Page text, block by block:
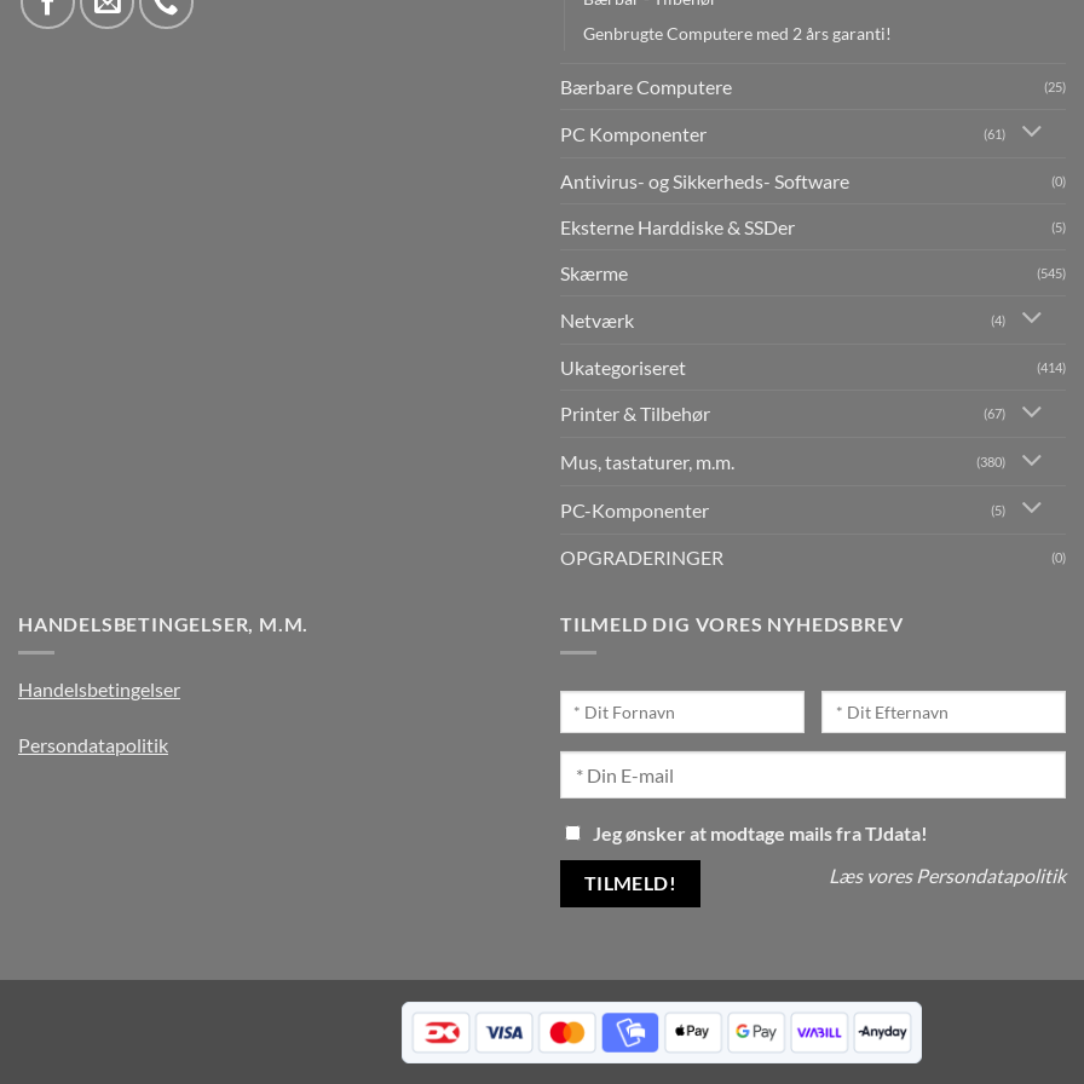
Genbrugte Computere med 2 års garanti!
Bærbare Computere (25)
PC Komponenter (61)
Antivirus- og Sikkerheds- Software (0)
Eksterne Harddiske & SSDer (5)
Skærme (545)
Netværk (4)
Ukategoriseret (414)
Printer & Tilbehør (67)
Mus, tastaturer, m.m. (380)
PC-Komponenter (5)
OPGRADERINGER (0)
HANDELSBETINGELSER, M.M.
Handelsbetingelser
Persondatapolitik
TILMELD DIG VORES NYHEDSBREV
Jeg ønsker at modtage mails fra TJdata!
Læs vores Persondatapolitik